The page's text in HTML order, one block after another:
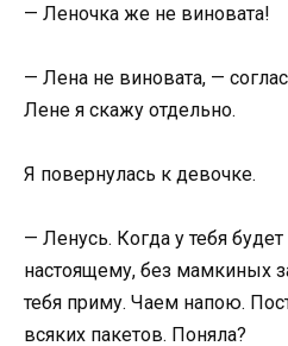
— Леночка же не виновата!
— Лена не виновата, —
Лене я скажу отдельно.
Я повернулась к девочке.
— Ленусь. Когда у тебя
настоящему, без мамкиных
тебя приму. Чаем напою.
всяких пакетов. Поняла?